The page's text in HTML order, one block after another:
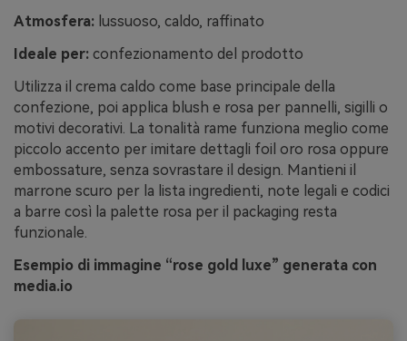
Atmosfera: lussuoso, caldo, raffinato
Ideale per: confezionamento del prodotto
Utilizza il crema caldo come base principale della
confezione, poi applica blush e rosa per pannelli, sigilli o
motivi decorativi. La tonalità rame funziona meglio come
piccolo accento per imitare dettagli foil oro rosa oppure
embossature, senza sovrastare il design. Mantieni il
marrone scuro per la lista ingredienti, note legali e codici
a barre così la palette rosa per il packaging resta
funzionale.
Esempio di immagine “rose gold luxe” generata con
media.io